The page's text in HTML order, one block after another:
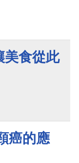
美食從此
癌的應